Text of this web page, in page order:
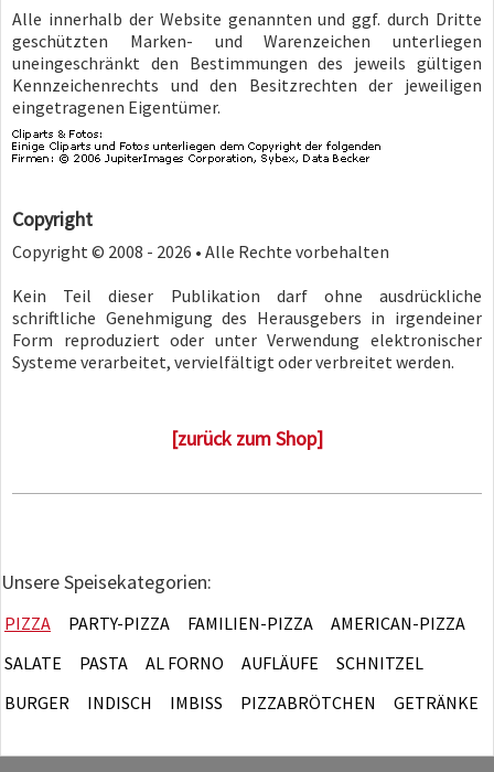
Alle innerhalb der Website genannten und ggf. durch Dritte
geschützten Marken- und Warenzeichen unterliegen
uneingeschränkt den Bestimmungen des jeweils gültigen
Kennzeichenrechts und den Besitzrechten der jeweiligen
eingetragenen Eigentümer.
Copyright
Copyright © 2008 - 2026 • Alle Rechte vorbehalten
Kein Teil dieser Publikation darf ohne ausdrückliche
schriftliche Genehmigung des Herausgebers in irgendeiner
Form reproduziert oder unter Verwendung elektronischer
Systeme verarbeitet, vervielfältigt oder verbreitet werden.
[zurück zum Shop]
Unsere Speisekategorien:
PIZZA PARTY-PIZZA FAMILIEN-PIZZA
AMERICAN-PIZZA
SALATE
PASTA AL FORNO AUFLÄUFE
SCHNITZEL
BURGER
INDISCH IMBISS PIZZABRÖTCHEN GETRÄNKE